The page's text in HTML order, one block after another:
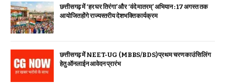
छत्तीसगढ़ में ‘हर घर तिरंगा’ और ‘वंदे मातरम्’ अभियान : 17 अगस्त तक
आयोजित होंगे राज्यस्तरीय देशभक्ति कार्यक्रम
छत्तीसगढ़ में NEET-UG (MBBS/BDS) प्रथम चरण काउंसिलिंग
हेतु ऑनलाईन आवेदन प्रारंभ